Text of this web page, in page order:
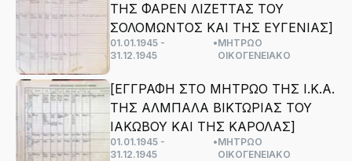
ΤΗΣ ΦΑΡΕΝ ΛΙΖΕΤΤΑΣ ΤΟΥ
ΣΟΛΟΜΩΝΤΟΣ ΚΑΙ ΤΗΣ ΕΥΓΕΝΙΑΣ]
01.01.1945 -
31.12.1945
•ΜΗΤΡΩΟ
ΟΙΚΟΓΕΝΕΙΑΚΟ
[ΕΓΓΡΑΦΗ ΣΤΟ ΜΗΤΡΩΟ ΤΗΣ Ι.Κ.Α.
ΤΗΣ ΑΛΜΠΑΛΑ ΒΙΚΤΩΡΙΑΣ ΤΟΥ
ΙΑΚΩΒΟΥ ΚΑΙ ΤΗΣ ΚΑΡΟΛΑΣ]
01.01.1945 -
31.12.1945
•ΜΗΤΡΩΟ
ΟΙΚΟΓΕΝΕΙΑΚΟ